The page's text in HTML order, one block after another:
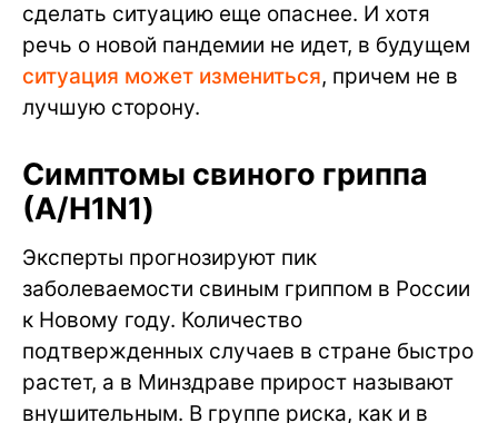
сделать ситуацию еще опаснее. И хотя
речь о новой пандемии не идет, в будущем
ситуация может измениться, причем не в
лучшую сторону.
Симптомы свиного гриппа
(А/H1N1)
Эксперты прогнозируют пик
заболеваемости свиным гриппом в России
к Новому году. Количество
подтвержденных случаев в стране быстро
растет, а в Минздраве прирост называют
внушительным. В группе риска, как и в